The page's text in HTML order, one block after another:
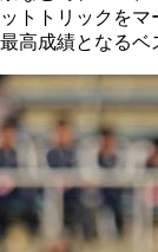
ットトリックを
最高成績となるベ